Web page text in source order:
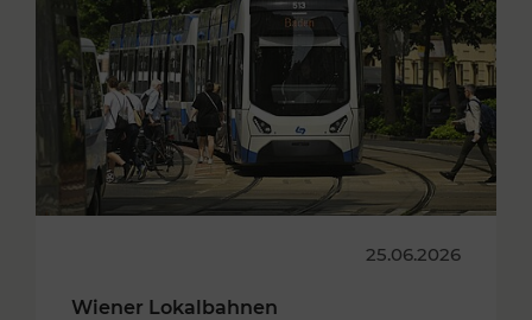
25.06.2026
Wiener Lokalbahnen